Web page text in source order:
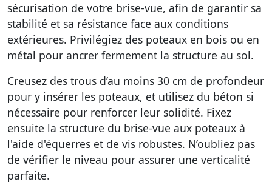
sécurisation de votre brise-vue, afin de garantir sa
stabilité et sa résistance face aux conditions
extérieures. Privilégiez des poteaux en bois ou en
métal pour ancrer fermement la structure au sol.
Creusez des trous d’au moins 30 cm de profondeur
pour y insérer les poteaux, et utilisez du béton si
nécessaire pour renforcer leur solidité. Fixez
ensuite la structure du brise-vue aux poteaux à
l'aide d'équerres et de vis robustes. N’oubliez pas
de vérifier le niveau pour assurer une verticalité
parfaite.